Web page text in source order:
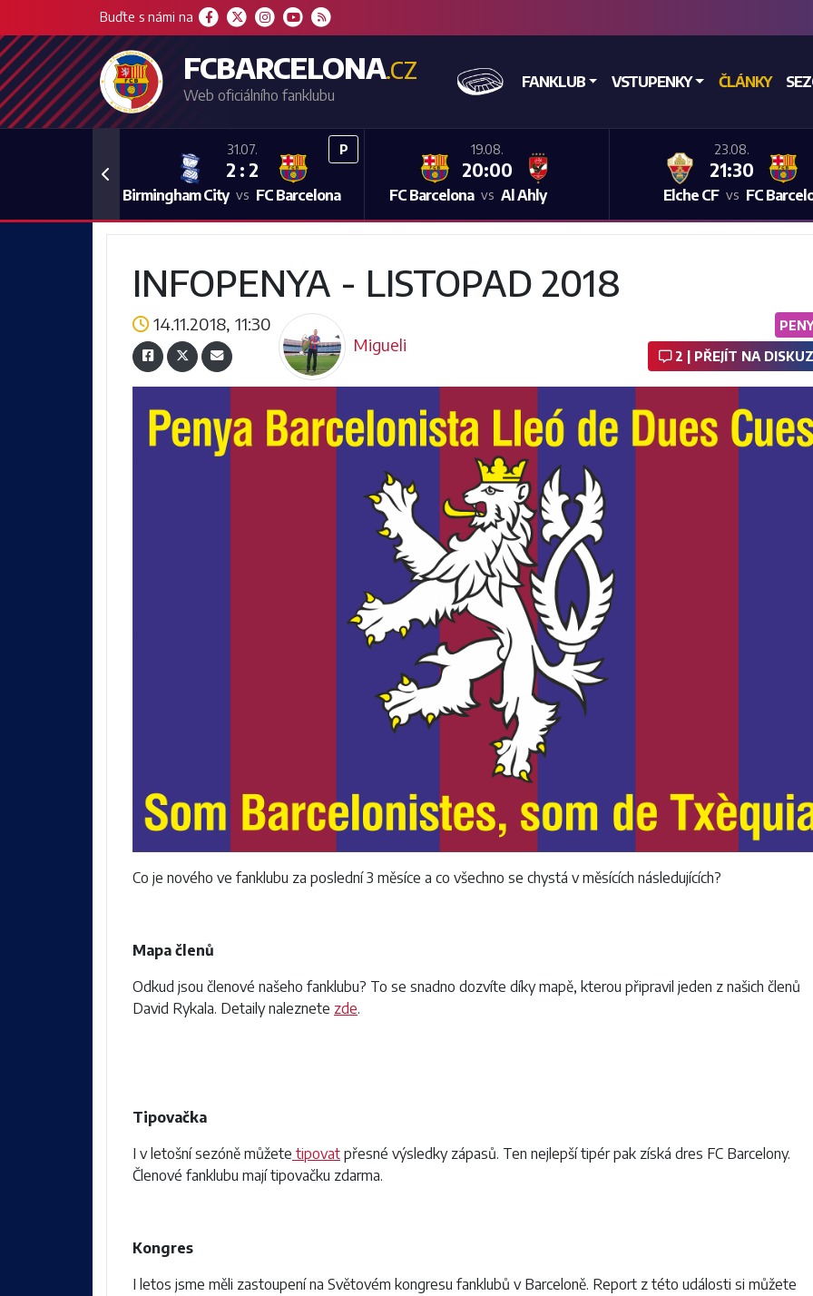
Buďte s námi na
FCBARCELONA.CZ
Web oficiálního fanklubu
DOMŮ FANKLUB VSTUPENKY ČLÁNKY
P
31.07.
2 : 2
Birmingham City vs FC Barcelona
19.08.
20:00
FC Barcelona vs Al Ahly
23.08.
21:30
Elche CF vs FC
Previous
INFOPENYA - LISTOPAD 2018
14.11.2018, 11:30
Migueli
2 | PŘEJÍT NA
Co je nového ve fanklubu za poslední 3 měsíce a co všechno se chystá v měsících následujících?
Mapa členů
Odkud jsou členové našeho fanklubu? To se snadno dozvíte díky mapě, kterou připravil jeden z našich členů
David Rykala. Detaily naleznete zde.
Tipovačka
I v letošní sezóně můžete tipovat přesné výsledky zápasů. Ten nejlepší tipér pak získá dres FC Barcelony.
Členové fanklubu mají tipovačku zdarma.
Kongres
I letos jsme měli zastoupení na Světovém kongresu fanklubů v Barceloně. Report z této události si můžete